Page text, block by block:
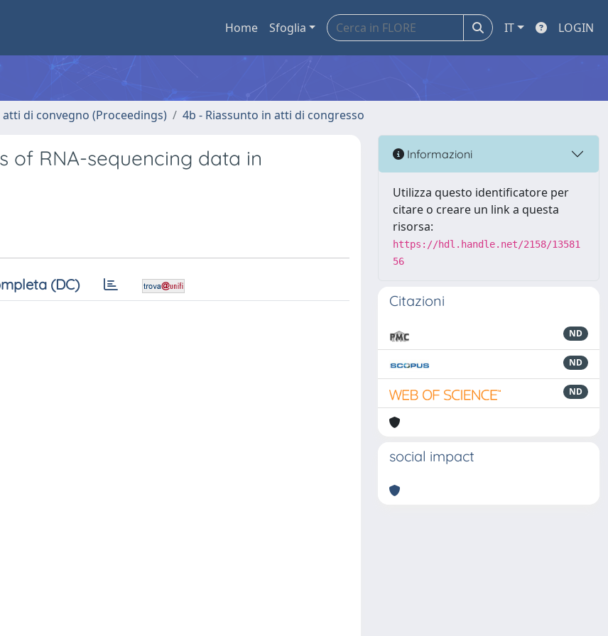
Home Sfoglia IT LOGIN
di convegno (Proceedings) 4b - Riassunto in atti di congresso
of RNA-sequencing data in
(DC)
Informazioni
Utilizza questo identificatore per
citare o creare un link a questa
risorsa:
https://hdl.handle.net/2158/13581
56
Citazioni
ND
ND
ND
social impact